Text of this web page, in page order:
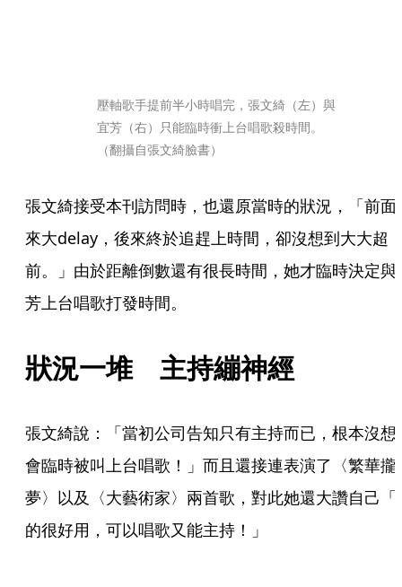
壓軸歌手提前半小時唱完，張文綺（左）與
宜芳（右）只能臨時衝上台唱歌殺時間。
（翻攝自張文綺臉書）
張文綺接受本刊訪問時，也還原當時的狀況，「前面
來大delay，後來終於追趕上時間，卻沒想到大大超
前。」由於距離倒數還有很長時間，她才臨時決定與
芳上台唱歌打發時間。
狀況一堆　主持繃神經
張文綺說：「當初公司告知只有主持而已，根本沒想
會臨時被叫上台唱歌！」而且還接連表演了〈繁華攏
夢〉以及〈大藝術家〉兩首歌，對此她還大讚自己「
的很好用，可以唱歌又能主持！」